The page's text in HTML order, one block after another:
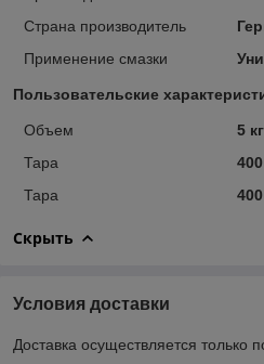
Страна производитель
Применение смазки
Пользовательские
Объем
5 кг
Тара
400
Тара
400
Скрыть
Условия доставки
Доставка осуществляется только